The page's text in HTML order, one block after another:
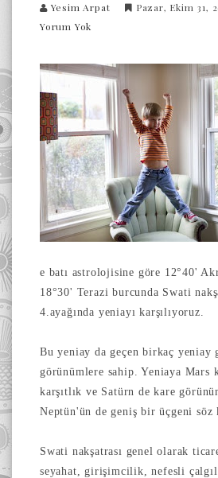
Yesim Arpat Pazar, Ekim 31,
Yorum Yok
e batı astrolojisine göre 12°40'
18°30' Terazi burcunda Swati
4.ayağında yeniayı karşılıyoruz.
Bu yeniay da geçen birkaç yeniay
görünümlere sahip. Yeniaya Mars
karşıtlık ve Satürn de kare
Neptün'ün de geniş bir üçgeni söz
Swati nakşatrası genel olarak
seyahat, girişimcilik, nefesli